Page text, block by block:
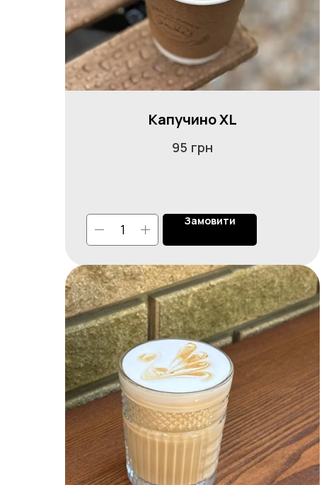
Капучино XL
95 грн
Замовити